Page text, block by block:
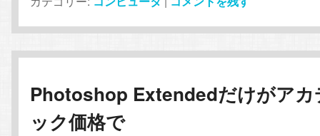
Photoshop Extendedだけがアカ
ック価格で